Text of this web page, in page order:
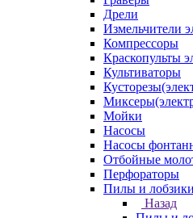
Дрели
Измельчители
Компрессоры
Краскопульты
Культиваторы
Мойки
Насосы
Насосы
Отбойные
Перфораторы
Пилы и лобзики
Назад